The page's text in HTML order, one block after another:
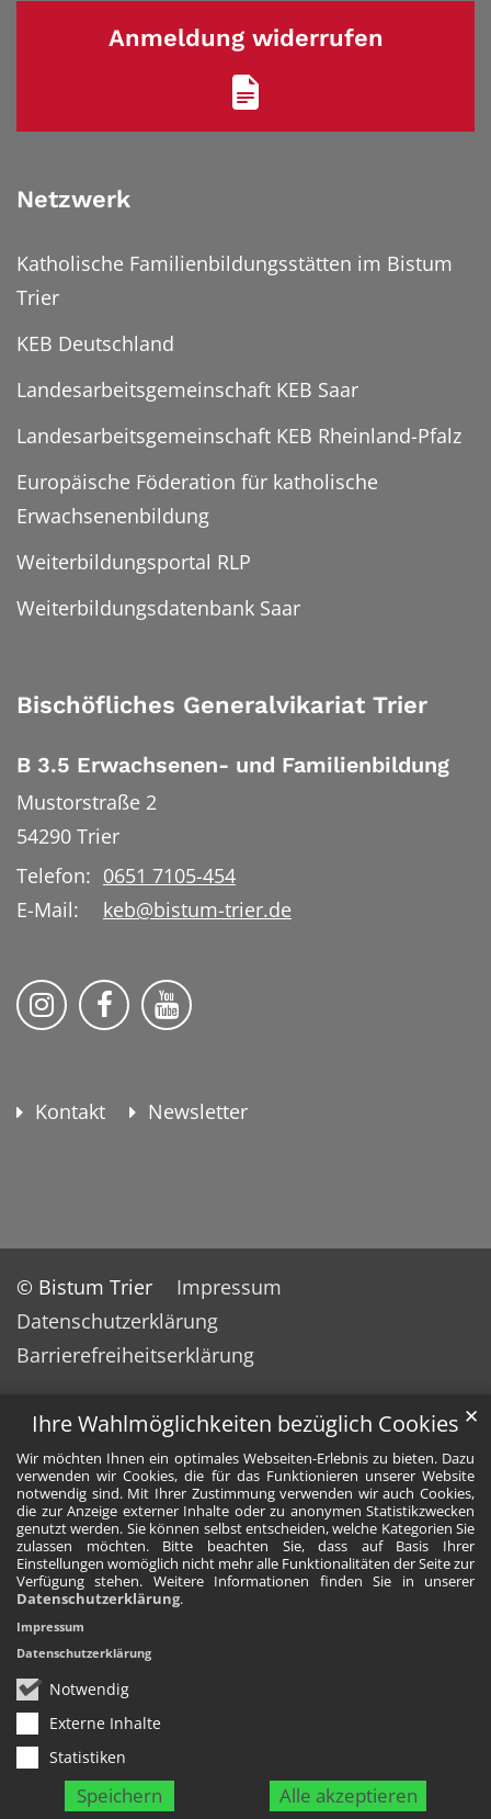
Ihre Wahlmöglichkeiten bezüglich Cookies
Wir möchten Ihnen ein optimales Webseiten-Erlebnis zu bieten. Dazu
verwenden wir Cookies, die für das Funktionieren unserer Website
notwendig sind. Mit Ihrer Zustimmung verwenden wir auch Cookies,
die zur Anzeige externer Inhalte oder zu anonymen Statistikzwecken
genutzt werden. Sie können selbst entscheiden, welche Kategorien Sie
zulassen möchten. Bitte beachten Sie, dass auf Basis Ihrer
Einstellungen womöglich nicht mehr alle Funktionalitäten der Seite zur
Verfügung stehen. Weitere Informationen finden Sie in unserer
Datenschutzerklärung.
Notwendig
Externe Inhalte
Statistiken
Speichern Alle akzeptieren
✕
Impressum
Datenschutzerklärung
Anmeldung widerrufen
Netzwerk
Katholische Familienbildungsstätten im Bistum
Trier
KEB Deutschland
Landesarbeitsgemeinschaft KEB Saar
Landesarbeitsgemeinschaft KEB Rheinland-Pfalz
Europäische Föderation für katholische
Erwachsenenbildung
Weiterbildungsportal RLP
Weiterbildungsdatenbank Saar
Bischöfliches Generalvikariat Trier
B 3.5 Erwachsenen- und Familienbildung
Mustorstraße 2
54290 Trier
Telefon: 0651 7105-454
E-Mail:
keb@bistum-trier.de
KEB Bildung Leben auf Instagram
KEB Bildung Leben auf Facebook
KEB Bildung Leben auf
Kontakt Newsletter
© Bistum Trier
Impressum
Datenschutzerklärung
Barrierefreiheitserklärung